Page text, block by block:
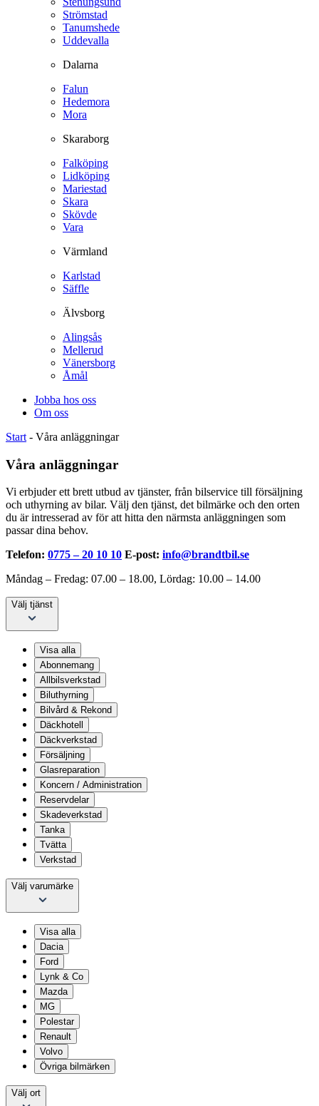
Strömstad
Tanumshede
Uddevalla
Dalarna
Falun
Hedemora
Mora
Skaraborg
Falköping
Lidköping
Mariestad
Skara
Skövde
Vara
Värmland
Karlstad
Säffle
Älvsborg
Alingsås
Mellerud
Vänersborg
Åmål
Jobba hos oss
Om oss
Start - Våra anläggningar
Våra anläggningar
Vi erbjuder ett brett utbud av tjänster, från bilservice till försäljning
och uthyrning av bilar. Välj den tjänst, det bilmärke och den orten
du är intresserad av för att hitta den närmsta anläggningen som
passar dina behov.
Telefon: 0775 – 20 10 10 E-post: info@brandtbil.se
Måndag – Fredag: 07.00 – 18.00, Lördag: 10.00 – 14.00
Välj tjänst
Visa alla
Abonnemang
Allbilsverkstad
Biluthyrning
Bilvård & Rekond
Däckhotell
Däckverkstad
Försäljning
Glasreparation
Koncern / Administration
Reservdelar
Skadeverkstad
Tanka
Tvätta
Verkstad
Välj varumärke
Visa alla
Dacia
Ford
Lynk & Co
Mazda
MG
Polestar
Renault
Volvo
Övriga bilmärken
Välj ort